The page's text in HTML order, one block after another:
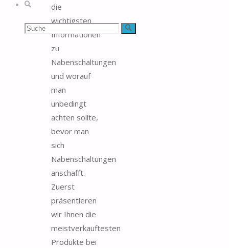
Suche
Suchen Suche
die
wichtigsten
Informationen
zu
Nabenschaltungen
und worauf
man
unbedingt
achten sollte,
bevor man
sich
Nabenschaltungen
anschafft.
Zuerst
präsentieren
wir Ihnen die
meistverkauftesten
Produkte bei